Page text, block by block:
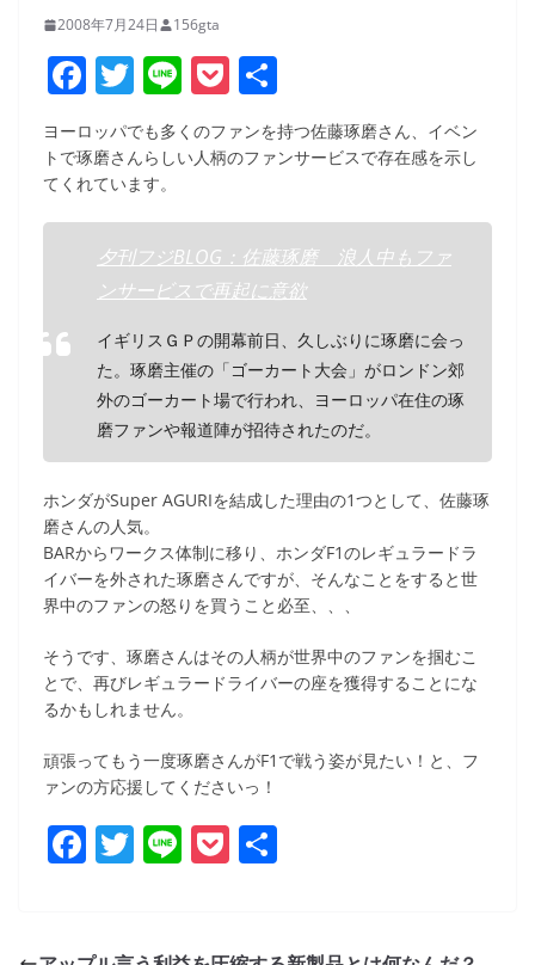
2008年7月24日 156gta
F
a
c
e
b
o
o
k
T
w
itt
er
Li
n
e
P
o
ck
有
ヨーロッパでも多くのファンを持つ佐藤琢磨さん、イベン
トで琢磨さんらしい人柄のファンサービスで存在感を示し
てくれています。
夕刊フジBLOG：佐藤琢磨 浪人中もファ
ンサービスで再起に意欲
イギリスＧＰの開幕前日、久しぶりに琢磨に会っ
た。琢磨主催の「ゴーカート大会」がロンドン郊
外のゴーカート場で行われ、ヨーロッパ在住の琢
磨ファンや報道陣が招待されたのだ。
ホンダがSuper AGURIを結成した理由の1つとして、佐藤琢
磨さんの人気。
BARからワークス体制に移り、ホンダF1のレギュラードラ
イバーを外された琢磨さんですが、そんなことをすると世
界中のファンの怒りを買うこと必至、、、
そうです、琢磨さんはその人柄が世界中のファンを掴むこ
とで、再びレギュラードライバーの座を獲得することにな
るかもしれません。
頑張ってもう一度琢磨さんがF1で戦う姿が見たい！と、フ
ァンの方応援してくださいっ！
F T Li P